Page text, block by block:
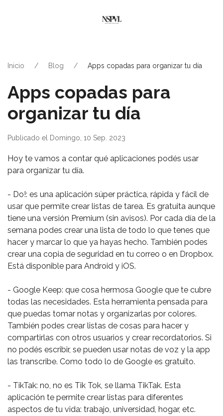
Inicio Blog Apps copadas para organizar tu día
Apps copadas para
organizar tu día
Publicado el Domingo, 10 Sep. 2023
Hoy te vamos a contar qué aplicaciones podés usar
para organizar tu día.
- Do!: es una aplicación súper práctica, rápida y fácil de
usar que permite crear listas de tarea. Es gratuita aunque
tiene una versión Premium (sin avisos). Por cada día de la
semana podes crear una lista de todo lo que tenes que
hacer y marcar lo que ya hayas hecho. También podes
crear una copia de seguridad en tu correo o en Dropbox.
Está disponible para Android y iOS.
- Google Keep: que cosa hermosa Google que te cubre
todas las necesidades. Esta herramienta pensada para
que puedas tomar notas y organizarlas por colores.
También podes crear listas de cosas para hacer y
compartirlas con otros usuarios y crear recordatorios. Si
no podés escribir, se pueden usar notas de voz y la app
las transcribe. Como todo lo de Google es gratuito.
- TikTak: no, no es Tik Tok, se llama TikTak. Esta
aplicación te permite crear listas para diferentes
aspectos de tu vida: trabajo, universidad, hogar, etc.